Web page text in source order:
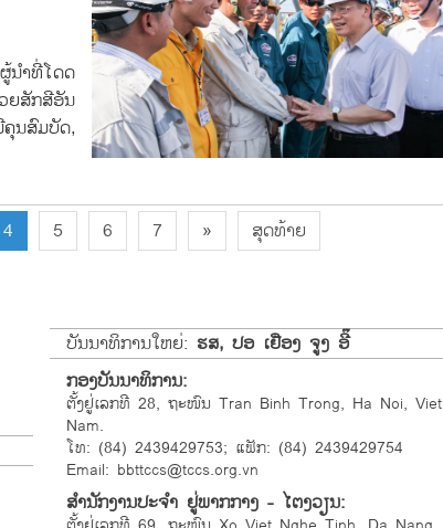
ນຳທີ່ໂດດ
ຍສັກສີອັນ
ນສົມບັດ,
4 5 6 7 » ສຸດທ້າຍ
ບັນນາທິການໃຫຍ່: ຮສ, ປອ ເຢືອງ ຈູງ ອີ໊
ກອງບັນນາທິການ:
ຕັ້ງຢູ່ເລກທີ 28, ຖະໜົນ Tran Binh Trong, Ha Noi, Viet
Nam.
ໂທ: (84) 2439429753; ແຟັກ: (84) 2439429754
Email: bbttccs@tccs.org.vn
ສຳນັກງານປະຈຳ ຢູ່ພາກກາງ - ໄຕງວຽນ: